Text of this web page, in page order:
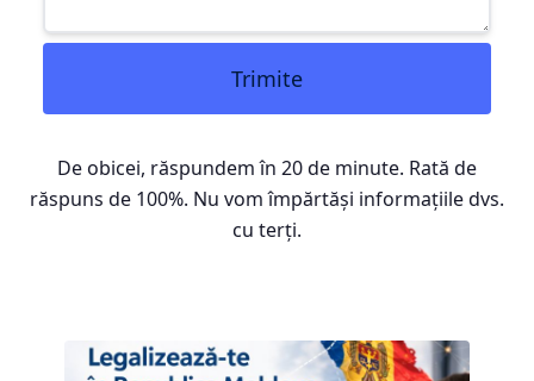
Trimite
De obicei, răspundem în 20 de minute. Rată de
răspuns de 100%. Nu vom împărtăși informațiile dvs.
cu terți.